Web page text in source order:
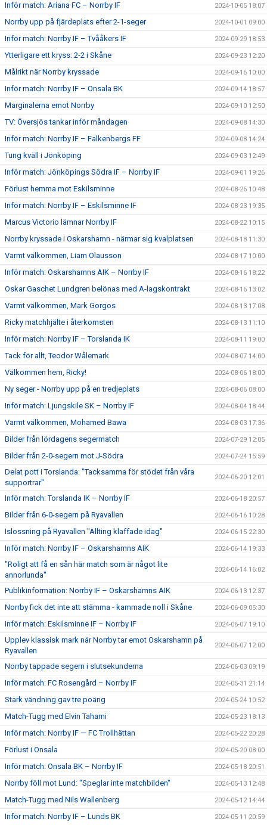
Inför match: Ariana FC – Norrby IF 2024-10-05 18:07
Norrby upp på fjärdeplats efter 2-1-seger 2024-10-01 09:00
Inför match: Norrby IF – Tvååkers IF 2024-09-29 18:53
Ytterligare ett kryss: 2-2 i Skåne 2024-09-23 12:20
Målrikt när Norrby kryssade 2024-09-16 10:00
Inför match: Norrby IF – Onsala BK 2024-09-14 18:57
Marginalerna emot Norrby 2024-09-10 12:50
TV: Översjös tankar inför måndagen 2024-09-08 14:30
Inför match: Norrby IF – Falkenbergs FF 2024-09-08 14:24
Tung kväll i Jönköping 2024-09-03 12:49
Inför match: Jönköpings Södra IF – Norrby IF 2024-09-01 19:26
Förlust hemma mot Eskilsminne 2024-08-26 10:48
Inför match: Norrby IF – Eskilsminne IF 2024-08-23 19:35
Marcus Victorio lämnar Norrby IF 2024-08-22 10:15
Norrby kryssade i Oskarshamn - närmar sig kvalplatsen 2024-08-18 11:30
Varmt välkommen, Liam Olausson 2024-08-17 10:00
Inför match: Oskarshamns AIK – Norrby IF 2024-08-16 18:22
Oskar Gaschet Lundgren belönas med A-lagskontrakt 2024-08-16 13:02
Varmt välkommen, Mark Gorgos 2024-08-13 17:08
Ricky matchhjälte i återkomsten 2024-08-13 11:10
Inför match: Norrby IF – Torslanda IK 2024-08-11 19:00
Tack för allt, Teodor Wålemark 2024-08-07 14:00
Välkommen hem, Ricky! 2024-08-06 18:00
Ny seger - Norrby upp på en tredjeplats 2024-08-06 08:00
Inför match: Ljungskile SK – Norrby IF 2024-08-04 18:44
Varmt välkommen, Mohamed Bawa 2024-08-03 17:36
Bilder från lördagens segermatch 2024-07-29 12:05
Bilder från 2-0-segern mot J-Södra 2024-07-24 15:59
Delat pott i Torslanda: "Tacksamma för stödet från våra
supportrar"
2024-06-20 12:01
Inför match: Torslanda IK – Norrby IF 2024-06-18 20:57
Bilder från 6-0-segern på Ryavallen 2024-06-16 10:28
Islossning på Ryavallen "Allting klaffade idag" 2024-06-15 22:30
Inför match: Norrby IF – Oskarshamns AIK 2024-06-14 19:33
"Roligt att få en sån här match som är något lite
annorlunda"
2024-06-14 16:02
Publikinformation: Norrby IF – Oskarshamns AIK 2024-06-13 12:37
Norrby fick det inte att stämma - kammade noll i Skåne 2024-06-09 05:30
Inför match: Eskilsminne IF – Norrby IF 2024-06-07 19:10
Upplev klassisk mark när Norrby tar emot Oskarshamn på
Ryavallen
2024-06-07 12:00
Norrby tappade segern i slutsekunderna 2024-06-03 09:19
Inför match: FC Rosengård – Norrby IF 2024-05-31 21:14
Stark vändning gav tre poäng 2024-05-24 10:52
Match-Tugg med Elvin Tahami 2024-05-23 18:13
Inför match: Norrby IF — FC Trollhättan 2024-05-22 20:28
Förlust i Onsala 2024-05-20 08:00
Inför match: Onsala BK – Norrby IF 2024-05-18 20:51
Norrby föll mot Lund: "Speglar inte matchbilden" 2024-05-13 12:48
Match-Tugg med Nils Wallenberg 2024-05-12 14:44
Inför match: Norrby IF – Lunds BK 2024-05-11 20:59